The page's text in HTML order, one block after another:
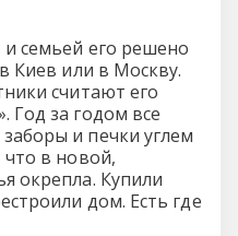
семьей его решено
Киев или в Москву.
считают его
Год за годом все
и печки углем
что в новой,
окрепла. Купили
дом. Есть где